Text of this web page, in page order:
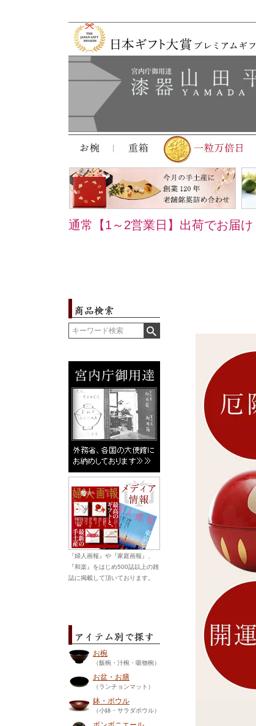
通常【1～2営業日】出荷でお届け
『婦人画報』や『家庭画報』、
『和楽』をはじめ500誌以上の雑
誌に掲載して頂いております。
お椀
（飯椀・汁椀・吸物椀）
お盆・お膳
（ランチョンマット）
鉢・ボウル
（小鉢・サラダボウル）